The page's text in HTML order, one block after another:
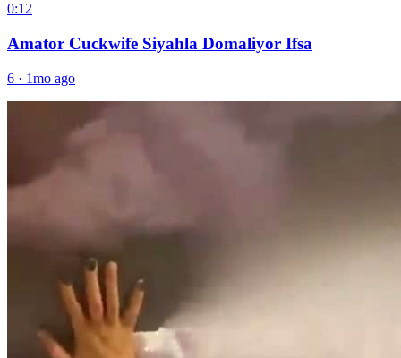
0:12
Amator Cuckwife Siyahla Domaliyor Ifsa
6 · 1mo ago